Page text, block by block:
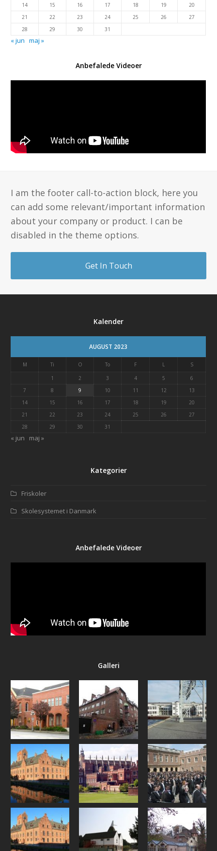
14
15 16 17 18 19
20
21
22 23 24 25 26
27
28
29 30 31
« jun maj »
Anbefalede Videoer
I am the footer call-to-action block, here you
can add some relevant/important information
about your company or product. I can be
disabled in the theme options.
Get In Touch
Kalender
AUGUST 2023
M Ti O To F L
S
1
2 3 4 5
6
7
8 9 10 11 12
13
14
15 16 17 18 19
20
21
22 23 24 25 26
27
28
29 30 31
« jun maj »
Kategorier
Friskoler
Skolesystemet i Danmark
Anbefalede Videoer
Galleri